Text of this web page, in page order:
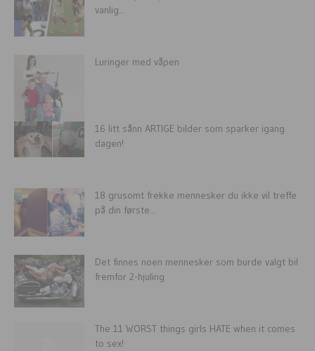
vanlig...
Luringer med våpen
16 litt sånn ARTIGE bilder som sparker igang
dagen!
18 grusomt frekke mennesker du ikke vil treffe
på din første...
Det finnes noen mennesker som burde valgt bil
fremfor 2-hjuling
The 11 WORST things girls HATE when it comes
to sex!